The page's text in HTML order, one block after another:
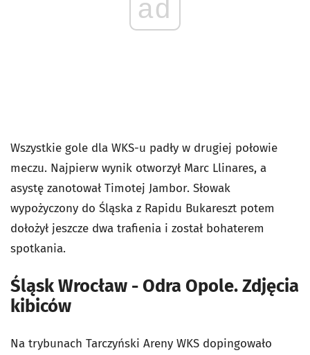
ad
Wszystkie gole dla WKS-u padły w drugiej połowie
meczu. Najpierw wynik otworzył Marc Llinares, a
asystę zanotował Timotej Jambor. Słowak
wypożyczony do Śląska z Rapidu Bukareszt potem
dołożył jeszcze dwa trafienia i został bohaterem
spotkania.
Śląsk Wrocław - Odra Opole. Zdjęcia
kibiców
Na trybunach Tarczyński Areny WKS dopingowało